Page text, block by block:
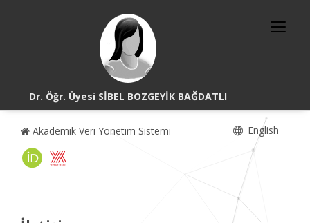
Dr. Öğr. Üyesi SİBEL BOZGEYİK BAĞDATLI
Akademik Veri Yönetim Sistemi English